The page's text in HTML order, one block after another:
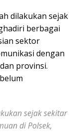
dilakukan sejak
berbagai
sektor
dengan
provinsi.
sejak sekitar
di Polsek,